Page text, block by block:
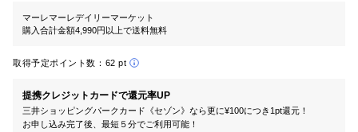
マーレマーレデイリーマーケット
購入合計金額4,990円以上で送料無料
取得予定ポイント数： 62 pt
提携クレジットカードで還元率UP
三井ショッピングパークカード《セゾン》なら更に¥100につき1pt還元！
お申し込み完了後、最短５分でご利用可能！